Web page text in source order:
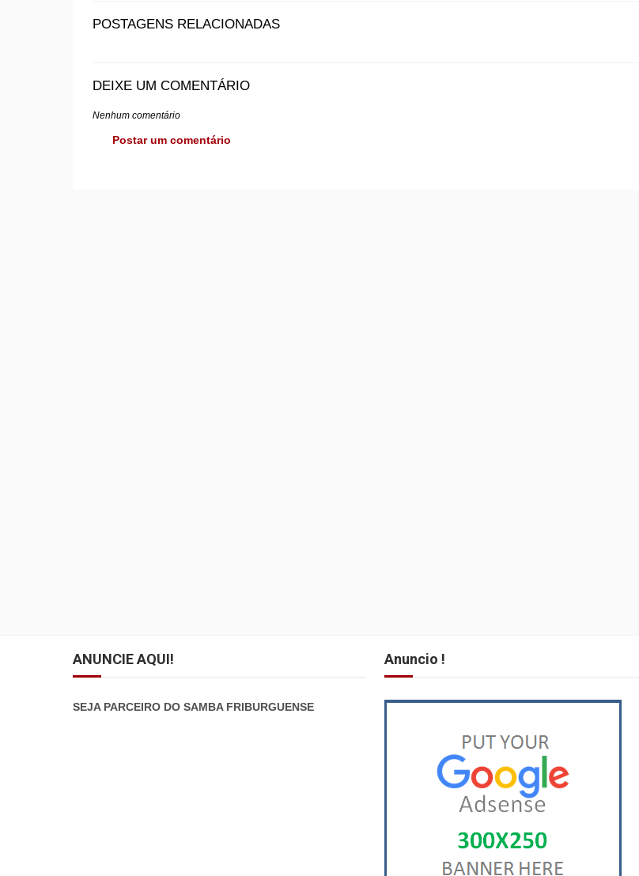
POSTAGENS RELACIONADAS
DEIXE UM COMENTÁRIO
Nenhum comentário
Postar um comentário
ANUNCIE AQUI!
SEJA PARCEIRO DO SAMBA FRIBURGUENSE
Anuncio !